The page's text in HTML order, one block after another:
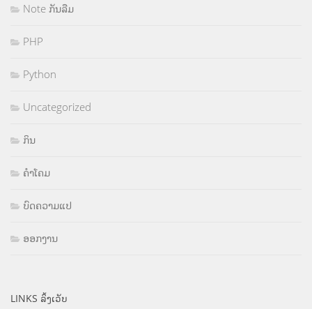
Note ກັນລືມ
PHP
Python
Uncategorized
ກິນ
ຄຳໂຄມ
ບົດຄວາມແປ
ອອກງານ
LINKS ລິ້ງເວັບ